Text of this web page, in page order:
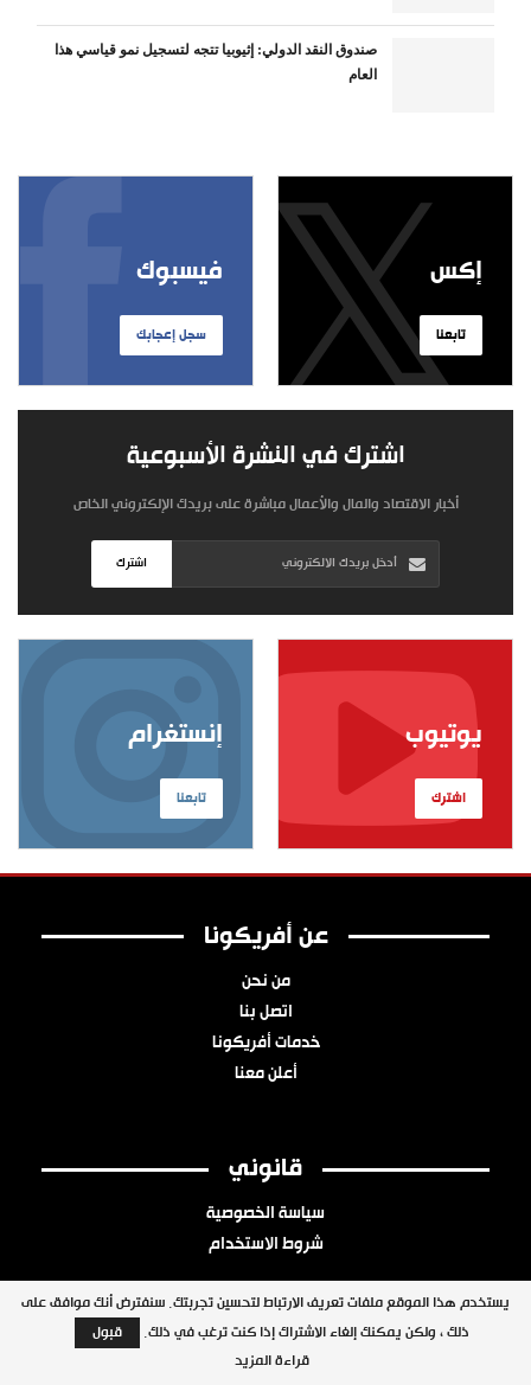
صندوق النقد الدولي: إثيوبيا تتجه لتسجيل نمو قياسي هذا
العام
فيسبوك
سجل إعجابك
إكس
تابعنا
اشترك في النشرة الأسبوعية
أخبار الاقتصاد والمال والأعمال مباشرة على بريدك الإلكتروني الخاص
اشترك
إنستغرام
تابعنا
يوتيوب
اشترك
عن أفريكونا
من نحن
اتصل بنا
خدمات أفريكونا
أعلن معنا
قانوني
سياسة الخصوصية
شروط الاستخدام
جميع الحقوق محفوظة © 2026 شبكة أفريكونا
يستخدم هذا الموقع ملفات تعريف الارتباط لتحسين تجربتك. سنفترض أنك موافق على
ذلك ، ولكن يمكنك إلغاء الاشتراك إذا كنت ترغب في ذلك.
قبول
قراءة المزيد